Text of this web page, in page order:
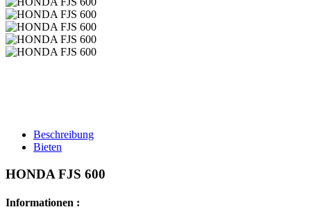
Beschreibung
Bieten
HONDA FJS 600
Informationen :